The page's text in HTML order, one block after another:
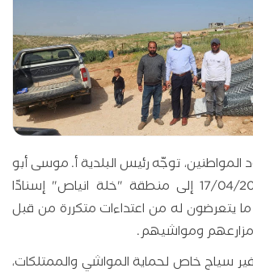
توجّه رئيس البلدية أ. موسى أبو
عواد الجمعة 17/04/2026 إلى منطقة "خلة انياص" إسنادًا
يتعرضون له من اعتداءات متكررة من قبل
ومواشيهم.
سياج خاص لحماية المواشي والممتلكات،